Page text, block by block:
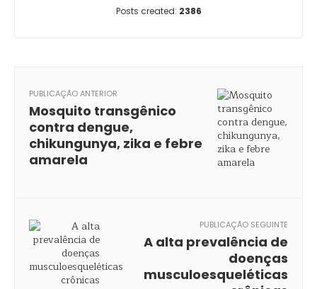
Posts created: 2386
PUBLICAÇÃO ANTERIOR
Mosquito transgênico
contra dengue,
chikungunya, zika e febre
amarela
PUBLICAÇÃO SEGUINTE
A alta prevalência de
doenças
musculoesqueléticas